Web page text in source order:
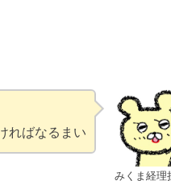
みくま経理
ればなるまい